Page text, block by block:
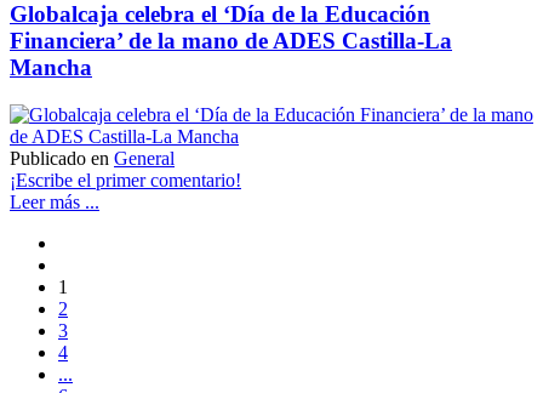
Globalcaja celebra el ‘Día de la Educación
Financiera’ de la mano de ADES Castilla-La
Mancha
Publicado en General
¡Escribe el primer comentario!
Leer más ...
1
2
3
4
...